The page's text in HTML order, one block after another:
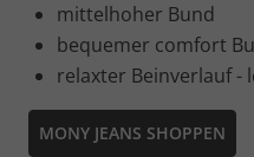
mittelhoher Bund
bequemer comfort
relaxter Beinverlauf -
MONY JEANS SHOPPEN